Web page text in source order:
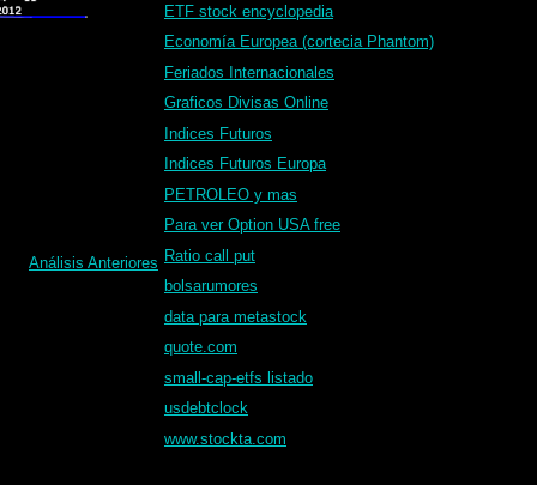
Análisis Anteriores
ETF stock encyclopedia
Economía Europea (cortecia Phantom)
Feriados Internacionales
Graficos Divisas Online
Indices Futuros
Indices Futuros Europa
PETROLEO y mas
Para ver Option USA free
Ratio call put
bolsarumores
data para metastock
quote.com
small-cap-etfs listado
usdebtclock
www.stockta.com